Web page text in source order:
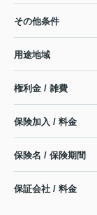
その他条件
用途地域
権利金 / 雑費
保険加入 / 料金
保険名 / 保険期間
保証会社 / 料金